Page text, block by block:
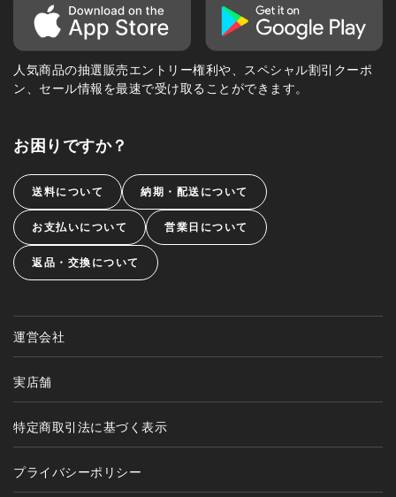
人気商品の抽選販売エントリー権利や、スペシャル割引クーポ
ン、セール情報を最速で受け取ることができます。
お困りですか？
送料について 納期・配送について
お支払いについて 営業日について
返品・交換について
運営会社
実店舗
特定商取引法に基づく表示
プライバシーポリシー